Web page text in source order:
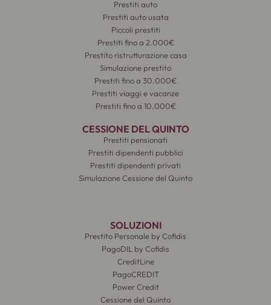
Prestiti auto
Prestiti auto usata
Piccoli prestiti
Prestiti fino a 2.000€
Prestito ristrutturazione casa
Simulazione prestito
Prestiti fino a 30.000€
Prestiti viaggi e vacanze
Prestiti fino a 10.000€
CESSIONE DEL QUINTO
Prestiti pensionati
Prestiti dipendenti pubblici
Prestiti dipendenti privati
Simulazione Cessione del Quinto
SOLUZIONI
Prestito Personale by Cofidis
PagoDIL by Cofidis
CreditLine
PagoCREDIT
Power Credit
Cessione del Quinto